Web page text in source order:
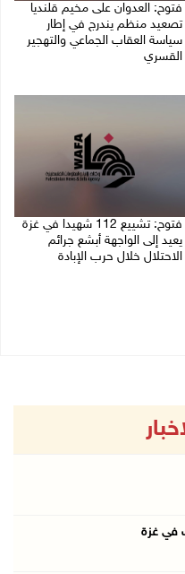
فتوح: العدوان على مخيم قلنديا
تصعيد منظم يندرج في إطار
سياسة العقاب الجماعي والتهجير
القسري
فتوح: تشييع 112 شهيدا في غزة
يعيد إلى الواجهة أبشع جرائم
الاحتلال خلال حرب الإبادة
في غزة